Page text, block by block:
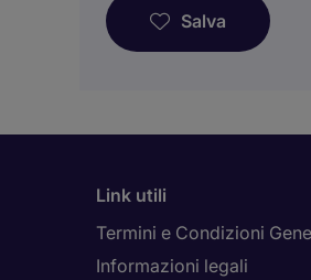
Salva
Link utili
Termini e Condizioni
Informazioni legali